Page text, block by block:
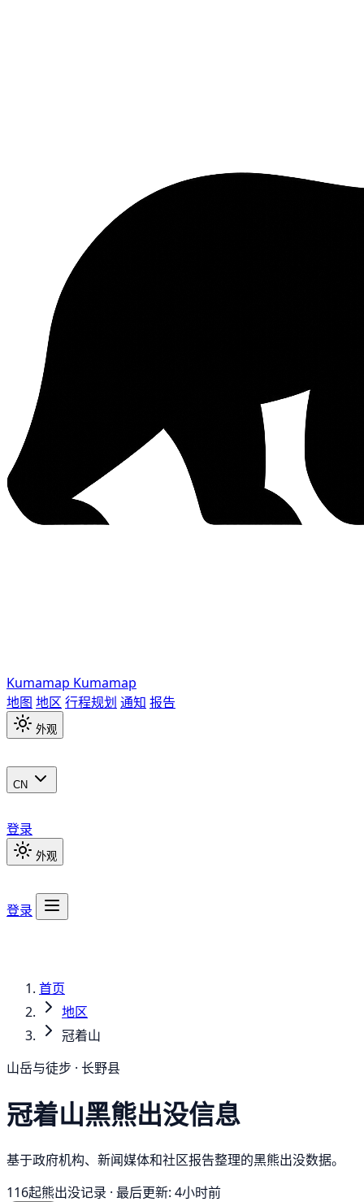
Kumamap Kumamap
地图 地区 行程规划 通知 报告
外观
CN
登录
外观
登录
首页
地区
冠着山
山岳与徒步 · 长野县
冠着山黑熊出没信息
基于政府机构、新闻媒体和社区报告整理的黑熊出没数据。
116起熊出没记录 · 最后更新: 4小时前